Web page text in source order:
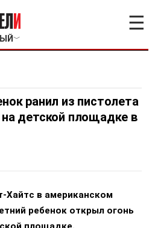
﹀
☰
ранил из пистолета
детской площадке в
Хайтс в американском
ребенок открыл огонь